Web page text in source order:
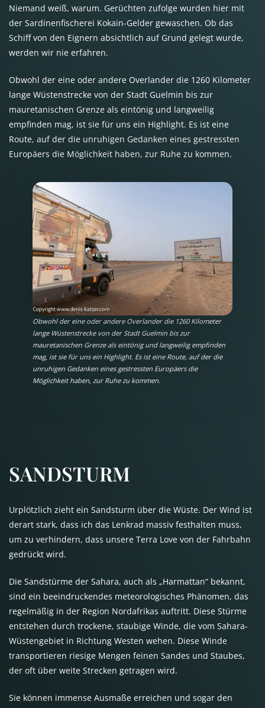
Niemand weiß, warum. Gerüchten zufolge wurden hier mit
der Sardinenfischerei Kokain-Gelder gewaschen. Ob das
Schiff von den Eignern absichtlich auf Grund gelegt wurde,
werden wir nie erfahren.
Obwohl der eine oder andere Overlander die 1260 Kilometer
lange Wüstenstrecke von der Stadt Guelmin bis zur
mauretanischen Grenze als eintönig und langweilig
empfinden mag, ist sie für uns ein Highlight. Es ist eine
Route, auf der die unruhigen Gedanken eines gestressten
Europäers die Möglichkeit haben, zur Ruhe zu kommen.
Obwohl der eine oder andere Overlander die 1260 Kilometer
lange Wüstenstrecke von der Stadt Guelmin bis zur
mauretanischen Grenze als eintönig und langweilig empfinden
mag, ist sie für uns ein Highlight. Es ist eine Route, auf der die
unruhigen Gedanken eines gestressten Europäers die
Möglichkeit haben, zur Ruhe zu kommen.
SANDSTURM
Urplötzlich zieht ein Sandsturm über die Wüste. Der Wind ist
derart stark, dass ich das Lenkrad massiv festhalten muss,
um zu verhindern, dass unsere Terra Love von der Fahrbahn
gedrückt wird.
Die Sandstürme der Sahara, auch als „Harmattan“ bekannt,
sind ein beeindruckendes meteorologisches Phänomen, das
regelmäßig in der Region Nordafrikas auftritt. Diese Stürme
entstehen durch trockene, staubige Winde, die vom Sahara-
Wüstengebiet in Richtung Westen wehen. Diese Winde
transportieren riesige Mengen feinen Sandes und Staubes,
der oft über weite Strecken getragen wird.
Sie können immense Ausmaße erreichen und sogar den